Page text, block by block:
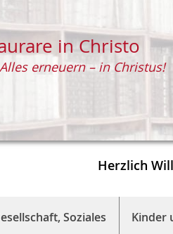
Herzlich
in Christo
Alles erneuern – in Christus!
Soziales Kinder